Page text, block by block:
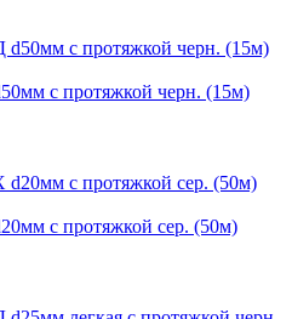
с протяжкой черн. (15м)
с протяжкой сер. (50м)